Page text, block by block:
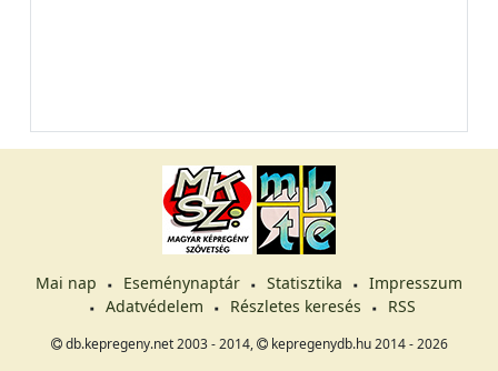
Mai nap Eseménynaptár Statisztika
Impresszum
Adatvédelem
Részletes keresés RSS
db.kepregeny.net 2003 - 2014, kepregenydb.hu 2014 - 2026